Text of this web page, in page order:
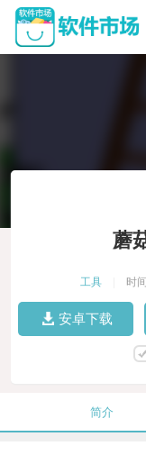
蘑
工具 时
安卓下载
简介